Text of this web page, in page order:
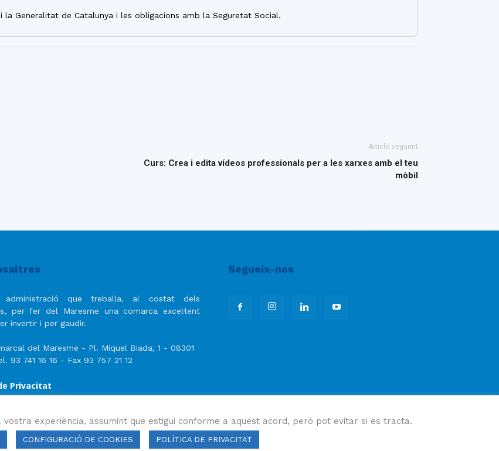
Generalitat de Catalunya i les obligacions amb la Seguretat Social.
Article següent
Curs: Crea i edita vídeos professionals per a les xarxes amb el teu
mòbil
administració que treballa, al costat dels
per fer del Maresme una comarca excel·lent
invertir i per gaudir.
del Maresme - Pl. Miquel Biada, 1 - 08301
93 741 16 16 - Fax 93 757 21 12
Privacitat
Segueix-nos
experiència, assumint que estigui conforme a aquest acord, però pot evitar si es tracta.
CONFIGURACIÓ DE COOKIES POLÍTICA DE PRIVACITAT